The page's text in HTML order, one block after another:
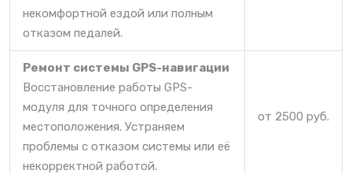
некомфортной ездой или полным
отказом педалей.
Ремонт системы GPS-навигации
Восстановление работы GPS-
модуля для точного определения
местоположения. Устраняем
проблемы с отказом системы или её
некорректной работой.
от 2500 руб.